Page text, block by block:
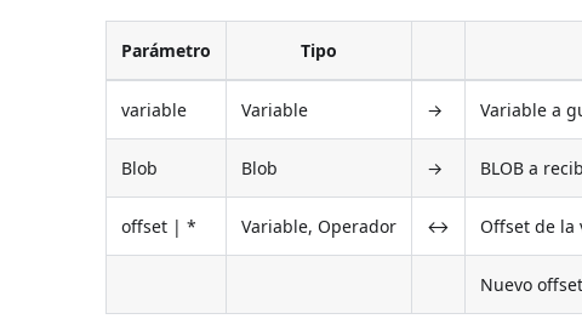
Parámetro Tipo
variable Variable → Variable a
Blob Blob → BLOB a
offset | * Variable, Operador ↔ Offset de la
Nuevo